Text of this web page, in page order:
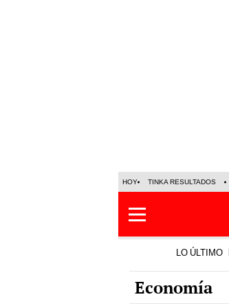
HOY TINKA RESULTADOS
LO ÚLTIMO
Economía